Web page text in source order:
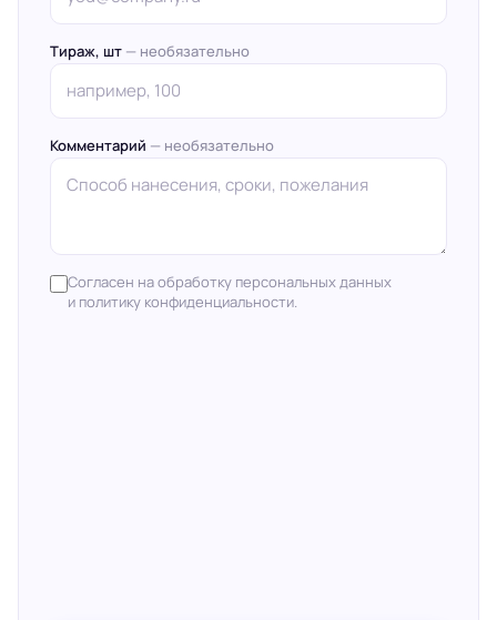
Тираж, шт — необязательно
Комментарий — необязательно
Согласен на обработку персональных данных
и политику конфиденциальности.